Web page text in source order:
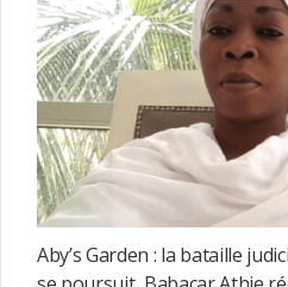
Aby’s Garden : la bataille